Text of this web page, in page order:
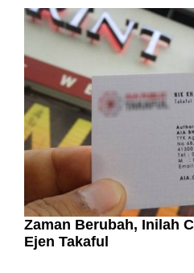
Zaman Berubah, Inilah
Ejen Takaful